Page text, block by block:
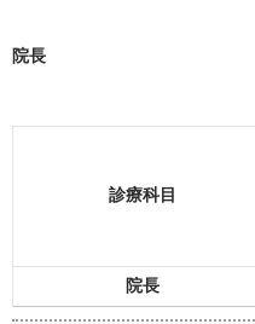
院長
診療科目
院長